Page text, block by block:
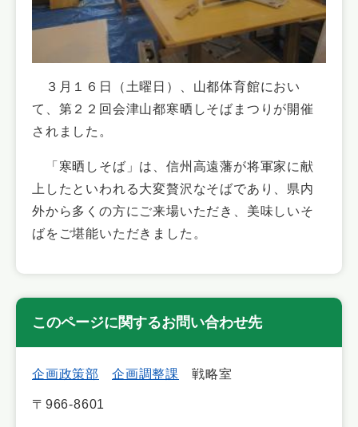
３月１６日（土曜日）、山都体育館におい
て、第２２回会津山都寒晒しそばまつりが開催
されました。
「寒晒しそば」は、信州高遠藩が将軍家に献
上したといわれる大変贅沢なそばであり、県内
外から多くの方にご来場いただき、美味しいそ
ばをご堪能いただきました。
このページに関するお問い合わせ先
企画政策部 企画調整課 戦略室
〒966-8601